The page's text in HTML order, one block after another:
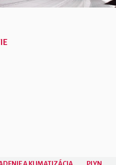
A KLIMATIZÁCIA PLYN